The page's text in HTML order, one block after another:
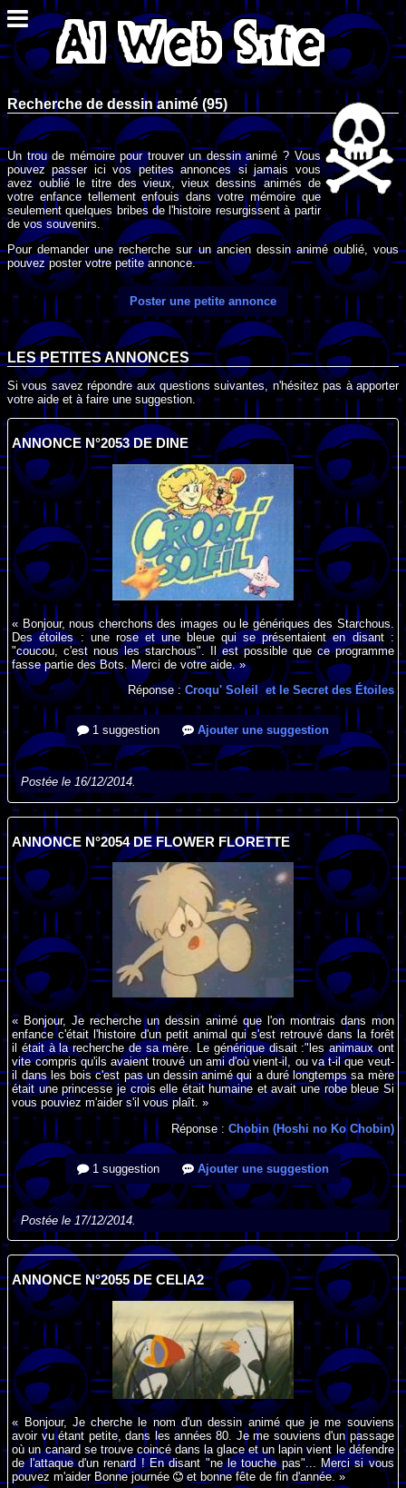
Recherche de dessin animé (95)
Un trou de mémoire pour trouver un dessin animé ? Vous
pouvez passer ici vos petites annonces si jamais vous
avez oublié le titre des vieux, vieux dessins animés de
votre enfance tellement enfouis dans votre mémoire que
seulement quelques bribes de l'histoire resurgissent à partir
de vos souvenirs.
Pour demander une recherche sur un ancien dessin animé oublié, vous
pouvez poster votre petite annonce.
Poster une petite annonce
LES PETITES ANNONCES
Si vous savez répondre aux questions suivantes, n'hésitez pas à apporter
votre aide et à faire une suggestion.
ANNONCE N°2053 DE DINE
« Bonjour, nous cherchons des images ou le génériques des Starchous.
Des étoiles : une rose et une bleue qui se présentaient en disant :
"coucou, c'est nous les starchous". Il est possible que ce programme
fasse partie des Bots. Merci de votre aide. »
Réponse :Croqu' Soleil et le Secret des Étoiles
1 suggestion Ajouter une suggestion
Postée le 16/12/2014.
ANNONCE N°2054 DE FLOWER FLORETTE
« Bonjour, Je recherche un dessin animé que l'on montrais dans mon
enfance c'était l'histoire d'un petit animal qui s'est retrouvé dans la forêt
il était à la recherche de sa mère. Le générique disait :"les animaux ont
vite compris qu'ils avaient trouvé un ami d'où vient-il, ou va t-il que veut-
il dans les bois c'est pas un dessin animé qui a duré longtemps sa mère
était une princesse je crois elle était humaine et avait une robe bleue Si
vous pouviez m'aider s'il vous plaît. »
Réponse : Chobin (Hoshi no Ko Chobin)
1 suggestion Ajouter une suggestion
Postée le 17/12/2014.
ANNONCE N°2055 DE CELIA2
« Bonjour, Je cherche le nom d'un dessin animé que je me souviens
avoir vu étant petite, dans les années 80. Je me souviens d'un passage
où un canard se trouve coincé dans la glace et un lapin vient le défendre
de l'attaque d'un renard ! En disant "ne le touche pas"... Merci si vous
pouvez m'aider Bonne journée
et bonne fête de fin d'année. »